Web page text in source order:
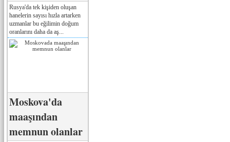
Rusya'da tek kişiden oluşan
hanelerin sayısı hızla artarken
uzmanlar bu eğilimin doğum
oranlarını daha da aş...
Moskova'da
maaşından
memnun olanlar